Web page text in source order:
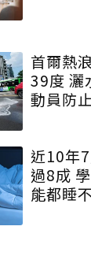
首爾熱
39度 灑
動員防
近10年
過8成
能都睡